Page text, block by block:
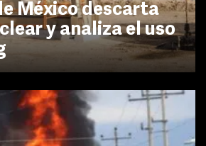
México descarta
y analiza el uso